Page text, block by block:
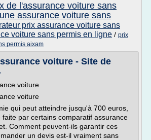
de l'assurance voiture sans
assurance voiture sans
prix assurance voiture sans
voiture sans permis en ligne / prix
permis aixam
voiture - Site de
voiture
voiture
qui peut atteindre jusqu'à 700 euros,
par certains comparatif assurance
Comment peuvent-ils garantir ces
un devis est-il vraiment sans